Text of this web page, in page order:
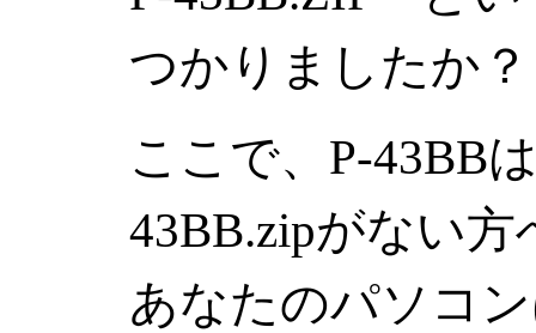
つかりましたか
ここで、P-43BB
43BB.zipがない方
あなたのパソコ